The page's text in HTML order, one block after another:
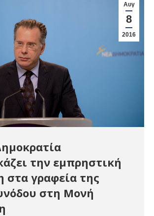
Αυγ
8
2016
την εμπρηστική
στα γραφεία της
στη Μονή